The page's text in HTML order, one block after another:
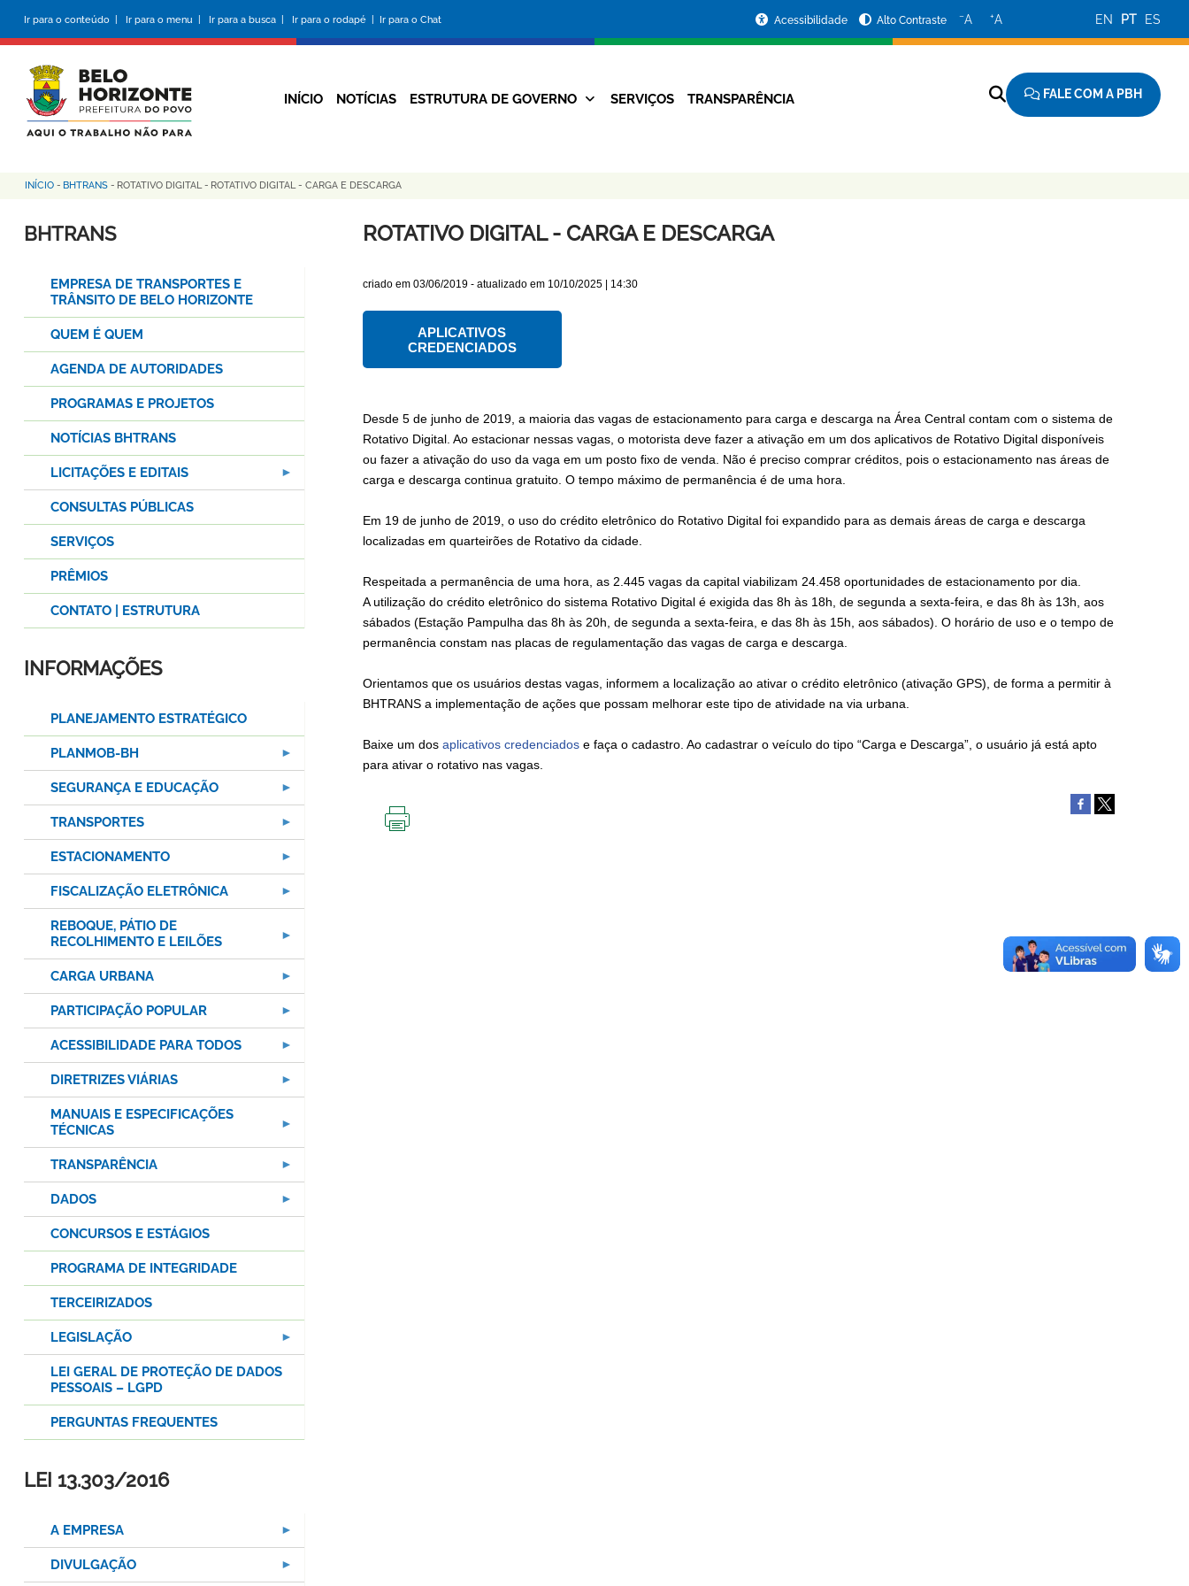
conteúdo
principal
Ir para o conteúdo | Ir para o menu | Ir para a busca | Ir para o rodapé | Ir para o Chat
da
Prefeitura
Acessibilidade Alto Contraste −A +A EN PT ES
Navegação
INÍCIO NOTÍCIAS ESTRUTURA DE GOVERNO SERVIÇOS TRANSPARÊNCIA FALE COM A PBH
Trilha
de
INÍCIO - BHTRANS - ROTATIVO DIGITAL- ROTATIVO DIGITAL - CARGA E DESCARGA
ROTATIVO DIGITAL - CARGA E DESCARGA
criado em 03/06/2019- atualizado em 10/10/2025 | 14:30
APLICATIVOS
CREDENCIADOS
Desde 5 de junho de 2019, a maioria das vagas de estacionamento para carga e descarga na Área Central contam com o sistema de
Rotativo Digital. Ao estacionar nessas vagas, o motorista deve fazer a ativação em um dos aplicativos de Rotativo Digital disponíveis
ou fazer a ativação do uso da vaga em um posto fixo de venda. Não é preciso comprar créditos, pois o estacionamento nas áreas de
carga e descarga continua gratuito. O tempo máximo de permanência é de uma hora.
Em 19 de junho de 2019, o uso do crédito eletrônico do Rotativo Digital foi expandido para as demais áreas de carga e descarga
localizadas em quarteirões de Rotativo da cidade.
Respeitada a permanência de uma hora, as 2.445 vagas da capital viabilizam 24.458 oportunidades de estacionamento por dia.
A utilização do crédito eletrônico do sistema Rotativo Digital é exigida das 8h às 18h, de segunda a sexta-feira, e das 8h às 13h, aos
sábados (Estação Pampulha das 8h às 20h, de segunda a sexta-feira, e das 8h às 15h, aos sábados). O horário de uso e o tempo de
permanência constam nas placas de regulamentação das vagas de carga e descarga.
Orientamos que os usuários destas vagas, informem a localização ao ativar o crédito eletrônico (ativação GPS), de forma a permitir à
BHTRANS a implementação de ações que possam melhorar este tipo de atividade na via urbana.
Baixe um dos aplicativos credenciadose faça o cadastro. Ao cadastrar o veículo do tipo “Carga e Descarga”, o usuário já está apto
para ativar o rotativo nas vagas.
BHTRANS
EMPRESA DE TRANSPORTES E
TRÂNSITO DE BELO HORIZONTE
QUEM É QUEM
AGENDA DE AUTORIDADES
PROGRAMAS E PROJETOS
NOTÍCIAS BHTRANS
LICITAÇÕES E EDITAIS
CONSULTAS PÚBLICAS
SERVIÇOS
PRÊMIOS
CONTATO | ESTRUTURA
INFORMAÇÕES
PLANEJAMENTO ESTRATÉGICO
PLANMOB-BH
SEGURANÇA E EDUCAÇÃO
TRANSPORTES
ESTACIONAMENTO
FISCALIZAÇÃO ELETRÔNICA
REBOQUE, PÁTIO DE
RECOLHIMENTO E LEILÕES
CARGA URBANA
PARTICIPAÇÃO POPULAR
ACESSIBILIDADE PARA TODOS
DIRETRIZES VIÁRIAS
MANUAIS E ESPECIFICAÇÕES
TÉCNICAS
TRANSPARÊNCIA
DADOS
CONCURSOS E ESTÁGIOS
PROGRAMA DE INTEGRIDADE
TERCEIRIZADOS
LEGISLAÇÃO
LEI GERAL DE PROTEÇÃO DE DADOS
PESSOAIS – LGPD
PERGUNTAS FREQUENTES
LEI 13.303/2016
A EMPRESA
DIVULGAÇÃO